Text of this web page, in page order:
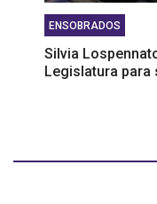
ENSOBRADOS
Silvia
Legislatura para